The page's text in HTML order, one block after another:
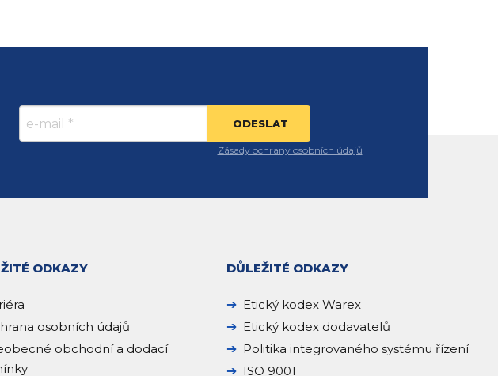
Zásady ochrany osobních údajů
ODKAZY
osobních údajů
obchodní a dodací
DŮLEŽITÉ ODKAZY
Etický kodex Warex
Etický kodex dodavatelů
Politika integrovaného systému řízení
ISO 9001